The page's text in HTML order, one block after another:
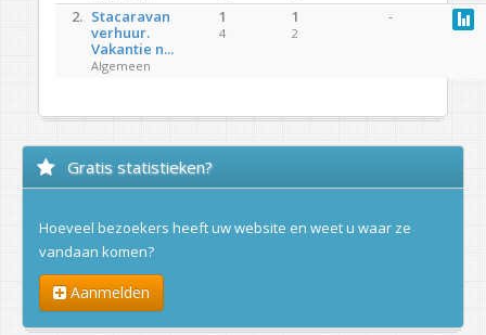
2. Stacaravan
verhuur.
Vakantie n...
Algemeen
1
4
1
2
-
Gratis statistieken?
Hoeveel bezoekers heeft uw website en weet u waar ze
vandaan komen?
Aanmelden